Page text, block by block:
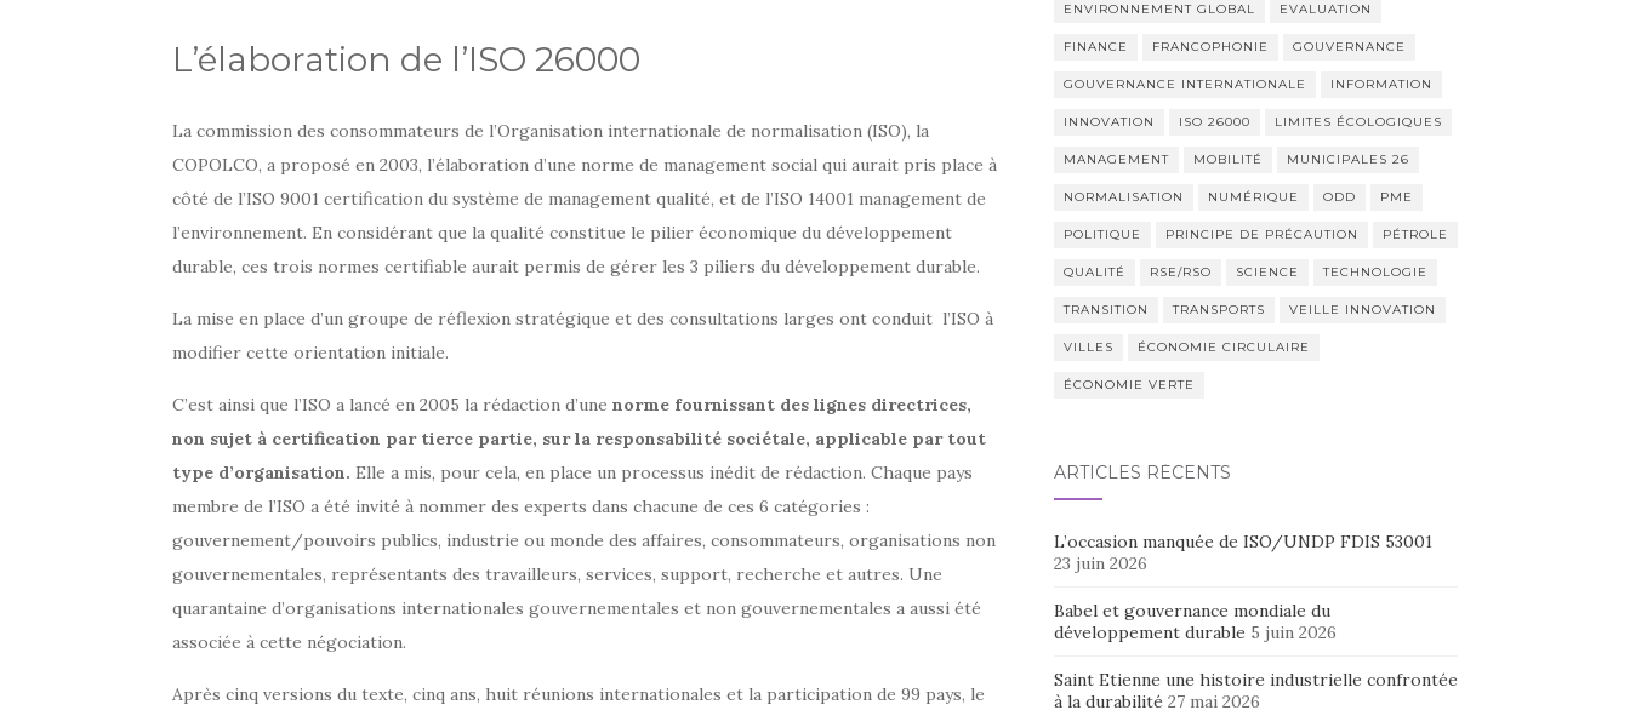
L’élaboration de l’ISO 26000
La commission des consommateurs de l’Organisation internationale de normalisation (ISO), la
COPOLCO, a proposé en 2003, l’élaboration d’une norme de management social qui aurait pris place à
côté de l’ISO 9001 certification du système de management qualité, et de l’ISO 14001 management de
l’environnement. En considérant que la qualité constitue le pilier économique du développement
durable, ces trois normes certifiable aurait permis de gérer les 3 piliers du développement durable.
La mise en place d’un groupe de réflexion stratégique et des consultations larges ont conduit l’ISO à
modifier cette orientation initiale.
C’est ainsi que l’ISO a lancé en 2005 la rédaction d’une norme fournissant des lignes directrices,
non sujet à certification par tierce partie, sur la responsabilité sociétale, applicable par tout
type d’organisation. Elle a mis, pour cela, en place un processus inédit de rédaction. Chaque pays
membre de l’ISO a été invité à nommer des experts dans chacune de ces 6 catégories :
gouvernement/pouvoirs publics, industrie ou monde des affaires, consommateurs, organisations non
gouvernementales, représentants des travailleurs, services, support, recherche et autres. Une
quarantaine d’organisations internationales gouvernementales et non gouvernementales a aussi été
associée à cette négociation.
Après cinq versions du texte, cinq ans, huit réunions internationales et la participation de 99 pays, le
ENVIRONNEMENT GLOBAL EVALUATION
FINANCE FRANCOPHONIE GOUVERNANCE
GOUVERNANCE INTERNATIONALE INFORMATION
INNOVATION ISO 26000 LIMITES ÉCOLOGIQUES
MANAGEMENT MOBILITÉ MUNICIPALES 26
NORMALISATION NUMÉRIQUE ODD PME
POLITIQUE PRINCIPE DE PRÉCAUTION PÉTROLE
QUALITÉ RSE/RSO SCIENCE TECHNOLOGIE
TRANSITION TRANSPORTS VEILLE INNOVATION
VILLES ÉCONOMIE CIRCULAIRE
ÉCONOMIE VERTE
ARTICLES RÉCENTS
L’occasion manquée de ISO/UNDP FDIS 53001
23 juin 2026
Babel et gouvernance mondiale du
développement durable 5 juin 2026
Saint Etienne une histoire industrielle confrontée
à la durabilité 27 mai 2026